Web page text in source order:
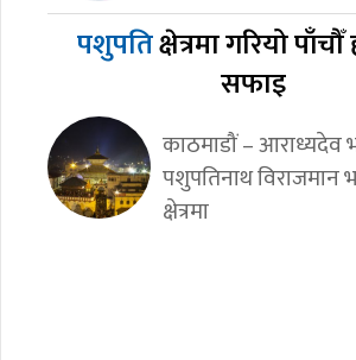
पशुपतिक्षेत्रमा गरियो
सफाइ
काठमाडौं – आराध्यदेव
पशुपतिनाथ विराजमान
क्षेत्रमा